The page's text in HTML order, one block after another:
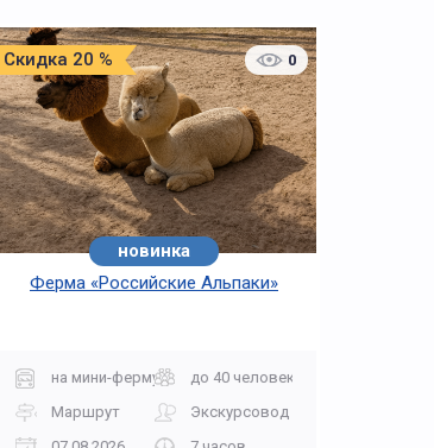
Скидка 20 % 0
новинка
Ферма «Российские Альпаки»
на мини-ферму
до 40 человек
Маршрут
Экскурсовод